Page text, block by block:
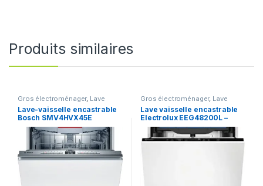
Produits similaires
Gros électroménager, Lave
vaisselle
Lave-vaisselle encastrable
Bosch SMV4HVX45E
Gros électroménager, Lave
vaisselle
Lave vaisselle encastrable
Electrolux EEG48200L –
Lave vaisselle tout
integrable 60 cm